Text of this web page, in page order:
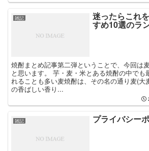
雑記 迷ったらこれ
すめ10選のラ
焼酎まとめ記事第二弾ということで、今回は
と思います。 芋・麦・米とある焼酎の中でも
れることも多い麦焼酎は、その名の通り麦(大
の香ばしい香り...
雑記 プライバシー